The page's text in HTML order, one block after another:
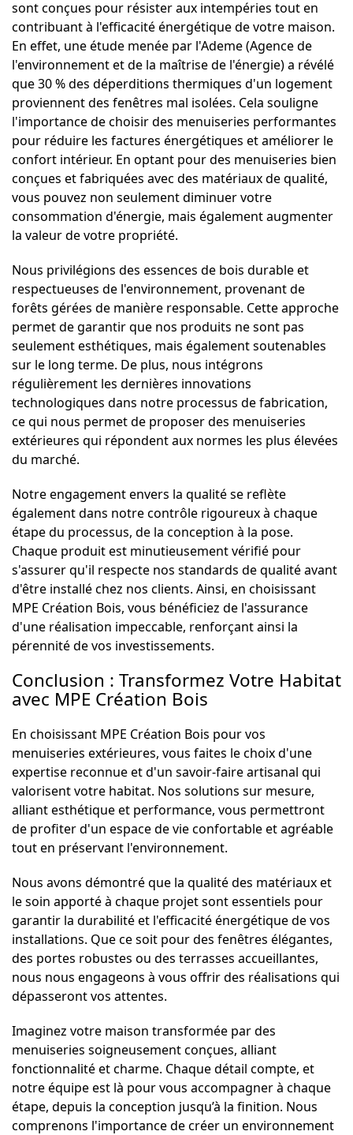
sont conçues pour résister aux intempéries tout en
contribuant à l'efficacité énergétique de votre maison.
En effet, une étude menée par l'Ademe (Agence de
l'environnement et de la maîtrise de l'énergie) a révélé
que 30 % des déperditions thermiques d'un logement
proviennent des fenêtres mal isolées. Cela souligne
l'importance de choisir des menuiseries performantes
pour réduire les factures énergétiques et améliorer le
confort intérieur. En optant pour des menuiseries bien
conçues et fabriquées avec des matériaux de qualité,
vous pouvez non seulement diminuer votre
consommation d'énergie, mais également augmenter
la valeur de votre propriété.
Nous privilégions des essences de bois durable et
respectueuses de l'environnement, provenant de
forêts gérées de manière responsable. Cette approche
permet de garantir que nos produits ne sont pas
seulement esthétiques, mais également soutenables
sur le long terme. De plus, nous intégrons
régulièrement les dernières innovations
technologiques dans notre processus de fabrication,
ce qui nous permet de proposer des menuiseries
extérieures qui répondent aux normes les plus élevées
du marché.
Notre engagement envers la qualité se reflète
également dans notre contrôle rigoureux à chaque
étape du processus, de la conception à la pose.
Chaque produit est minutieusement vérifié pour
s'assurer qu'il respecte nos standards de qualité avant
d'être installé chez nos clients. Ainsi, en choisissant
MPE Création Bois, vous bénéficiez de l'assurance
d'une réalisation impeccable, renforçant ainsi la
pérennité de vos investissements.
Conclusion : Transformez Votre Habitat
avec MPE Création Bois
En choisissant MPE Création Bois pour vos
menuiseries extérieures, vous faites le choix d'une
expertise reconnue et d'un savoir-faire artisanal qui
valorisent votre habitat. Nos solutions sur mesure,
alliant esthétique et performance, vous permettront
de profiter d'un espace de vie confortable et agréable
tout en préservant l'environnement.
Nous avons démontré que la qualité des matériaux et
le soin apporté à chaque projet sont essentiels pour
garantir la durabilité et l'efficacité énergétique de vos
installations. Que ce soit pour des fenêtres élégantes,
des portes robustes ou des terrasses accueillantes,
nous nous engageons à vous offrir des réalisations qui
dépasseront vos attentes.
Imaginez votre maison transformée par des
menuiseries soigneusement conçues, alliant
fonctionnalité et charme. Chaque détail compte, et
notre équipe est là pour vous accompagner à chaque
étape, depuis la conception jusqu’à la finition. Nous
comprenons l'importance de créer un environnement